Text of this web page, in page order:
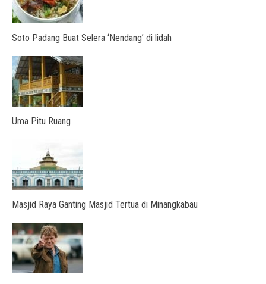
Soto Padang Buat Selera ‘Nendang’ di lidah
Uma Pitu Ruang
Masjid Raya Ganting Masjid Tertua di Minangkabau